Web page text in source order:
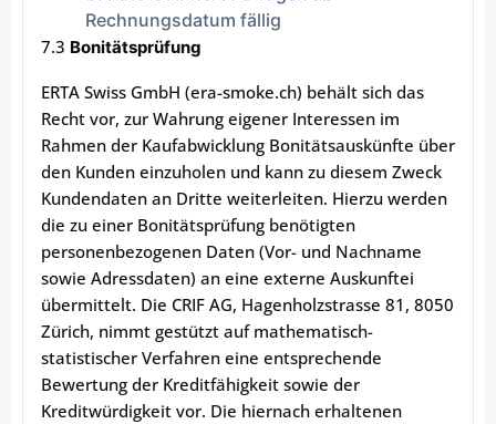
Rechnungsdatum fällig
7.3 Bonitätsprüfung
ERTA Swiss GmbH (era-smoke.ch) behält sich das
Recht vor, zur Wahrung eigener Interessen im
Rahmen der Kaufabwicklung Bonitätsauskünfte über
den Kunden einzuholen und kann zu diesem Zweck
Kundendaten an Dritte weiterleiten. Hierzu werden
die zu einer Bonitätsprüfung benötigten
personenbezogenen Daten (Vor- und Nachname
sowie Adressdaten) an eine externe Auskunftei
übermittelt. Die CRIF AG, Hagenholzstrasse 81, 8050
Zürich, nimmt gestützt auf mathematisch-
statistischer Verfahren eine entsprechende
Bewertung der Kreditfähigkeit sowie der
Kreditwürdigkeit vor. Die hiernach erhaltenen